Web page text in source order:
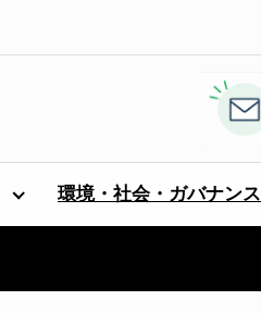
環境・社会・ガバナンス